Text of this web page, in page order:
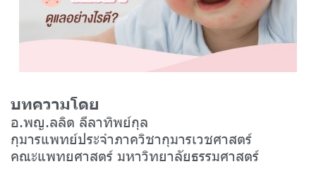
บทความโดย
อ.พญ.ลลิต ลีลาทิพย์กุล
กุมารแพทย์ประจำภาควิชากุมารเวชศาสตร์
คณะแพทยศาสตร์ มหาวิทยาลัยธรรมศาสตร์